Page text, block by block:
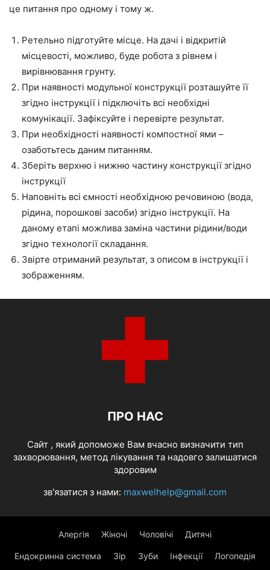
це питання про одному і тому ж.
Ретельно підготуйте місце. На дачі і відкритій
місцевості, можливо, буде робота з рівнем і
вирівнювання грунту.
При наявності модульної конструкції розташуйте її
згідно інструкції і підключіть всі необхідні
комунікації. Зафіксуйте і перевірте результат.
При необхідності наявності компостної ями –
озаботьтесь даним питанням.
Зберіть верхню і нижню частину конструкції згідно
інструкції
Наповніть всі ємності необхідною речовиною (вода,
рідина, порошкові засоби) згідно інструкції. На
даному етапі можлива заміна частини рідини/води
згідно технології складання.
Звірте отриманий результат, з описом в інструкції і
зображенням.
ПРО НАС
Cайт , який допоможе Вам вчасно визначити тип
захворювання, метод лікування та надовго залишатися
здоровим
зв'язатися з нами: maxwelhelp@gmail.com
Алергія Жіночі Чоловічі Дитячі
Ендокринна система Зір Зуби Інфекції Логопедія